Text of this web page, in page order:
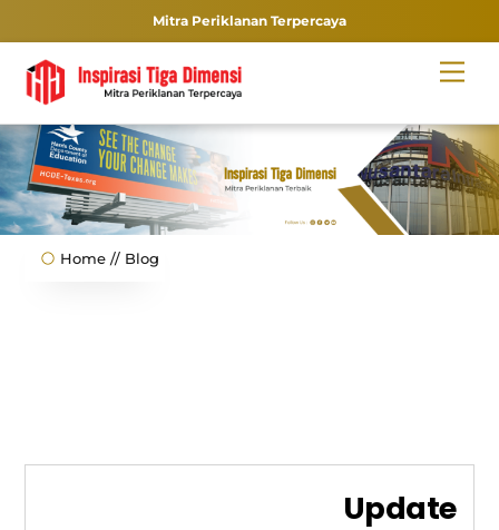
Mitra Periklanan Terpercaya
content
Home // Blog
Update